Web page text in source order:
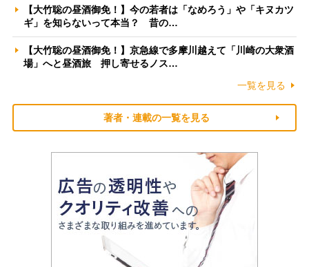
【大竹聡の昼酒御免！】今の若者は「なめろう」や「キヌカツ
ギ」を知らないって本当？ 昔の…
【大竹聡の昼酒御免！】京急線で多摩川越えて「川崎の大衆酒
場」へと昼酒旅 押し寄せるノス…
一覧を見る
著者・連載の一覧を見る